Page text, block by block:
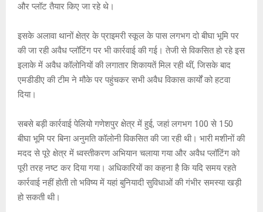
और प्लॉट तैयार किए जा रहे थे।
इसके अलावा थानों क्षेत्र के प्राइमरी स्कूल के पास लगभग दो बीघा भूमि पर
की जा रही अवैध प्लॉटिंग पर भी कार्रवाई की गई। तेजी से विकसित हो रहे इस
इलाके में अवैध कॉलोनियों की लगातार शिकायतें मिल रही थीं, जिसके बाद
एमडीडीए की टीम ने मौके पर पहुंचकर सभी अवैध विकास कार्यों को हटवा
दिया।
सबसे बड़ी कार्रवाई पेलियो गणेशपुर क्षेत्र में हुई, जहां लगभग 100 से 150
बीघा भूमि पर बिना अनुमति कॉलोनी विकसित की जा रही थी। भारी मशीनों की
मदद से पूरे क्षेत्र में ध्वस्तीकरण अभियान चलाया गया और अवैध प्लॉटिंग को
पूरी तरह नष्ट कर दिया गया। अधिकारियों का कहना है कि यदि समय रहते
कार्रवाई नहीं होती तो भविष्य में यहां बुनियादी सुविधाओं की गंभीर समस्या खड़ी
हो सकती थी।